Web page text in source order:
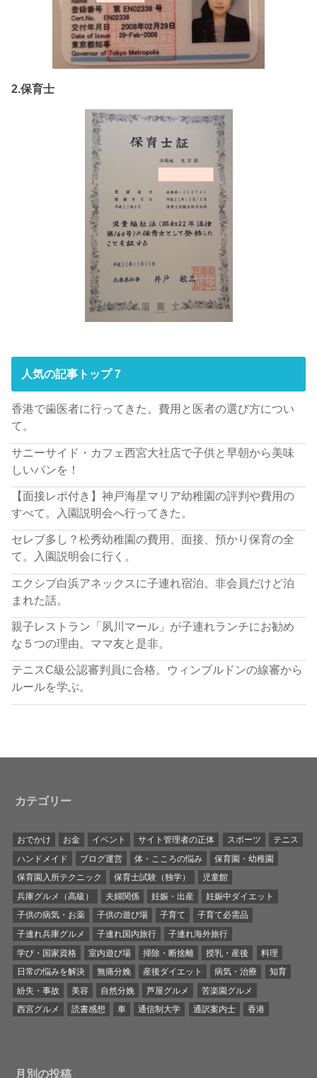
2.保育士
人気の記事トップ７
香港で歯医者に行ってきた。費用と医者の選び方につい
て。
サニーサイド・カフェ西宮大社店で子供と早朝から美味
しいパンを！
【面接レポ付き】神戸海星マリア幼稚園の評判や費用の
すべて。入園説明会へ行ってきた。
セレブ多し？松秀幼稚園の費用、面接、預かり保育の全
て。入園説明会に行く。
エクシブ白浜アネックスに子連れ宿泊。非会員だけど泊
まれた話。
親子レストラン「夙川マール」が子連れランチにお勧め
な５つの理由。ママ友と是非。
テニスC級公認審判員に合格。ウィンブルドンの線審から
ルールを学ぶ。
カテゴリー
おでかけ お金 イベント サイト管理者の正体 スポーツ
テニス
ハンドメイド
ブログ運営 体・こころの悩み
保育園・幼稚園
保育園入所テクニック
保育士試験（独学）
児童館
兵庫グルメ（高級）
夫婦関係 妊娠・出産
妊娠中ダイエット
子供の病気・お薬
子供の遊び場 子育て
子育て必需品
子連れ兵庫グルメ
子連れ国内旅行
子連れ海外旅行
学び・国家資格
室内遊び場 掃除・断捨離 授乳・産後
料理
日常の悩みを解決
無痛分娩 産後ダイエット 病気・治療
知育
紛失・事故
美容 自然分娩 芦屋グルメ
苦楽園グルメ
西宮グルメ
読書感想 車 通信制大学 通訳案内士 香港
月別の投稿